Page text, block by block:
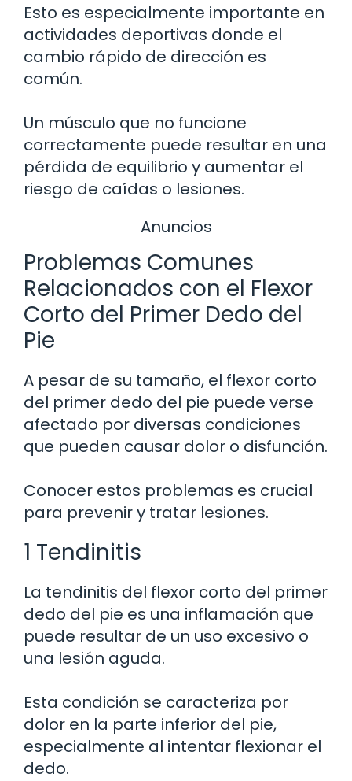
Esto es especialmente importante en
actividades deportivas donde el
cambio rápido de dirección es
común.
Un músculo que no funcione
correctamente puede resultar en una
pérdida de equilibrio y aumentar el
riesgo de caídas o lesiones.
Anuncios
Problemas Comunes
Relacionados con el Flexor
Corto del Primer Dedo del
Pie
A pesar de su tamaño, el flexor corto
del primer dedo del pie puede verse
afectado por diversas condiciones
que pueden causar dolor o disfunción.
Conocer estos problemas es crucial
para prevenir y tratar lesiones.
1 Tendinitis
La tendinitis del flexor corto del primer
dedo del pie es una inflamación que
puede resultar de un uso excesivo o
una lesión aguda.
Esta condición se caracteriza por
dolor en la parte inferior del pie,
especialmente al intentar flexionar el
dedo.